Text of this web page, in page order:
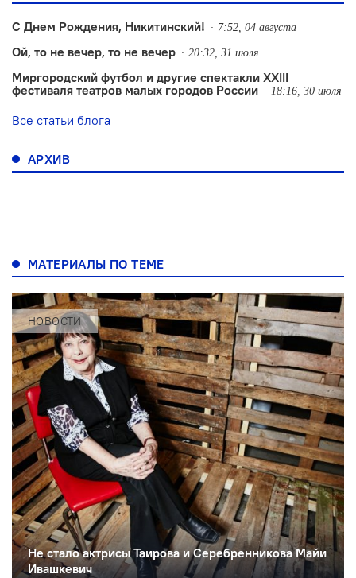
С Днем Рождения, Никитинский! 7:52, 04 августа
Ой, то не вечер, то не вечер 20:32, 31 июля
Миргородский футбол и другие спектакли XXIII
фестиваля театров малых городов России
18:16, 30 июля
Все статьи блога
АРХИВ
МАТЕРИАЛЫ ПО ТЕМЕ
НОВОСТИ
Не стало актрисы Таирова и Серебренникова Майи
Ивашкевич